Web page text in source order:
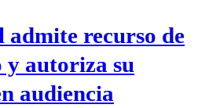
admite recurso de
y autoriza su
audiencia